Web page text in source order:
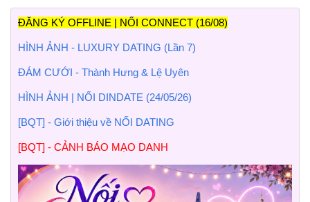
ĐĂNG KÝ OFFLINE | NỐI CONNECT (16/08)
HÌNH ẢNH - LUXURY DATING (Lần 7)
ĐÁM CƯỚI - Thành Hưng & Lệ Uyên
HÌNH ẢNH | NỐI DINDATE (24/05/26)
[BQT] - Giới thiệu về NỐI DATING
[BQT] - CẢNH BÁO MẠO DANH